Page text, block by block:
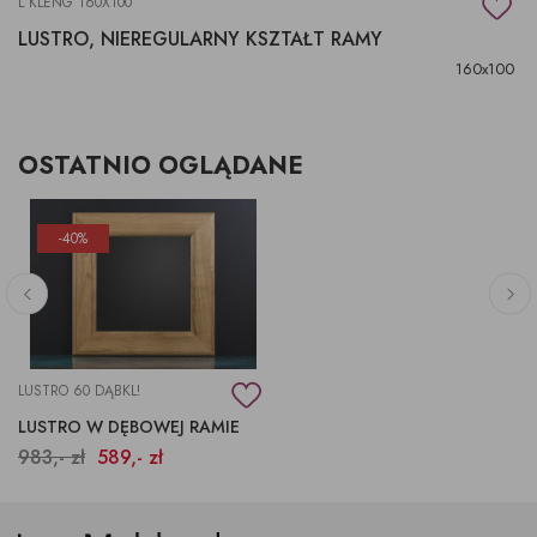
LUSTRO, NIEREGULARNY KSZTAŁT RAMY
160x100
OSTATNIO OGLĄDANE
-40%
LUSTRO 60 DĄBKL!
LUSTRO W DĘBOWEJ RAMIE
983,- zł 589,- zł